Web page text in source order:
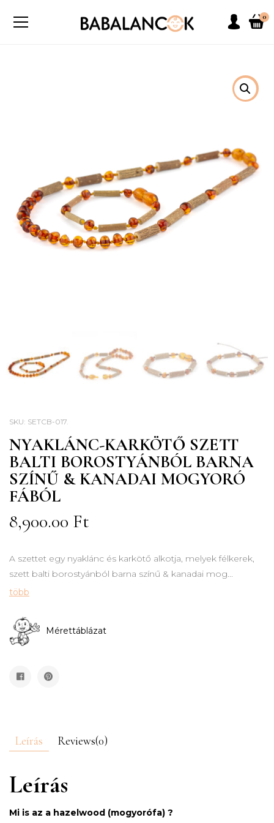
0
SOLD
SKU: SETCB-017.
NYAKLÁNC-KARKÖTŐ SZETT
BALTI BOROSTYÁNBÓL BARNA
SZÍNŰ & KANADAI MOGYORÓ
FÁBÓL
8,900.00 Ft
A szettet egy nyaklánc és karkötő alkotja, melyek félkerek,
szett balti borostyánból barna színű & kanadai mog...
több
Mérettáblázat
Leírás Reviews(0)
Leírás
Mi is az a hazelwood (mogyorófa) ?